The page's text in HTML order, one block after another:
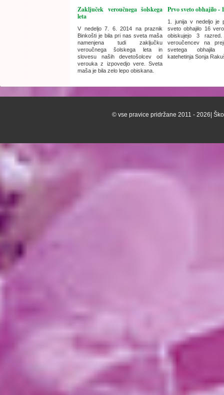
Zaključek veroučnega šolskega
leta
V nedeljo 7. 6. 2014 na praznik
Binkošti je bila pri nas sveta maša
namenjena tudi zaključku
veroučnega šolskega leta in
slovesu naših devetošolcev od
verouka z izpovedjo vere. Sveta
maša je bila zelo lepo obiskana.
Prvo sveto obhajilo -
1. junija v nedeljo je
sveto obhajilo 16
obiskujejo 3
veroučencev na
svetega obhajila
katehetinja Sonja
© vse pravice pridržane 2011 - 2026|